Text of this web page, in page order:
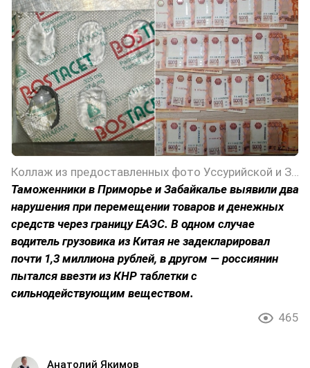
Таможенники в Приморье и Забайкалье выявили два
нарушения при перемещении товаров и денежных
средств через границу ЕАЭС. В одном случае
водитель грузовика из Китая не задекларировал
почти 1,3 миллиона рублей, в другом — россиянин
пытался ввезти из КНР таблетки с
сильнодействующим веществом.
465
Анатолий Якимов